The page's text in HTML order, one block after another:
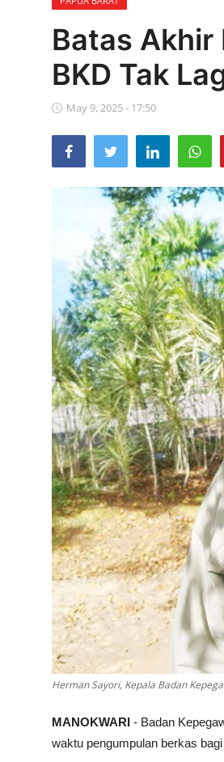
ParlementariaBatas Akhir
BKD Tak
May 9, 2025 - 17:50
Herman Sayori, Kepala Badan
MANOKWARI - Badan
waktu pengumpulan berkas